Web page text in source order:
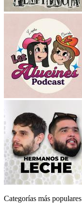
Categorías más populares